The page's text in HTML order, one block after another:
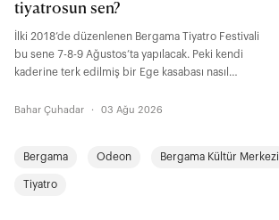
tiyatrosun sen?
İlki 2018’de düzenlenen Bergama Tiyatro Festivali
bu sene 7-8-9 Ağustos’ta yapılacak. Peki kendi
kaderine terk edilmiş bir Ege kasabası nasıl
yerelden yükselen umudun ta kendisine dönüştü?
Bahar Çuhadar · 03 Ağu 2026
Bergama Odeon Bergama Kültür Merkezi
Tiyatro